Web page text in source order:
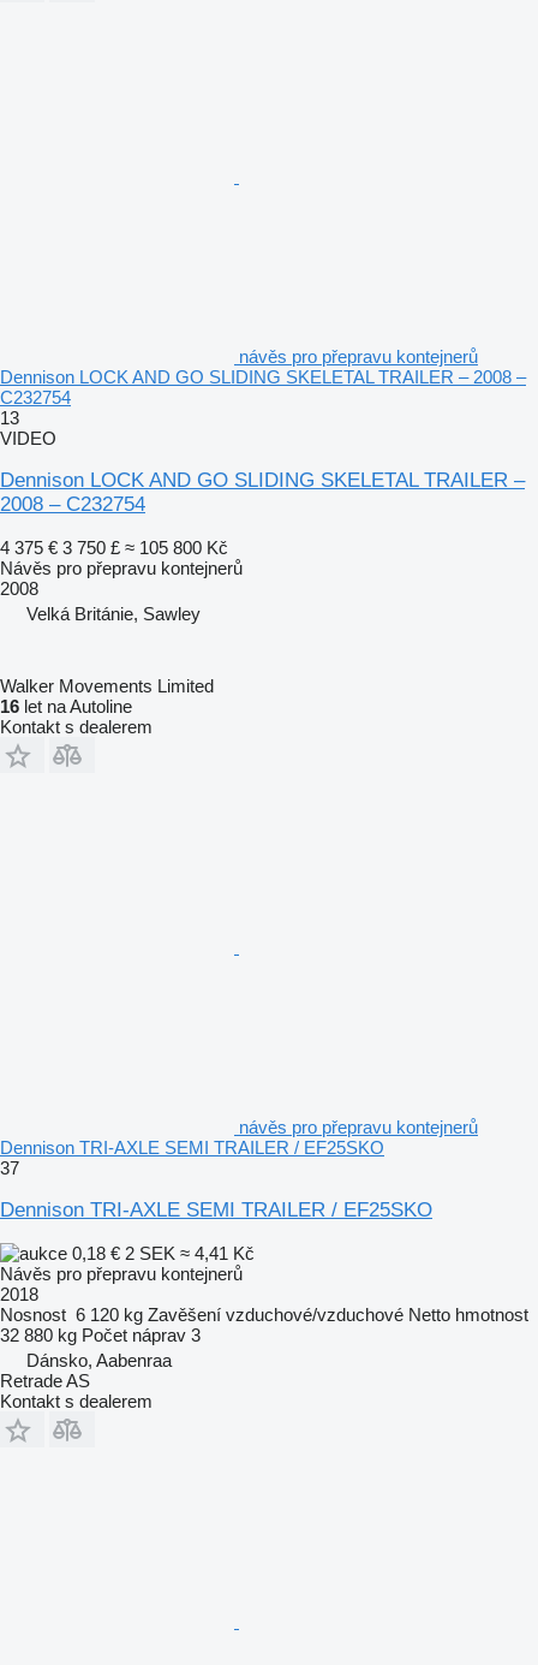
návěs pro přepravu kontejnerů
Dennison LOCK AND GO SLIDING SKELETAL TRAILER – 2008 –
C232754
13
VIDEO
Dennison LOCK AND GO SLIDING SKELETAL TRAILER –
2008 – C232754
4 375 € 3 750 £ ≈ 105 800 Kč
Návěs pro přepravu kontejnerů
2008
Velká Británie, Sawley
Walker Movements Limited
16 let na Autoline
Kontakt s dealerem
návěs pro přepravu kontejnerů
Dennison TRI-AXLE SEMI TRAILER / EF25SKO
37
Dennison TRI-AXLE SEMI TRAILER / EF25SKO
0,18 € 2 SEK ≈ 4,41 Kč
Návěs pro přepravu kontejnerů
2018
Nosnost 6 120 kg Zavěšení vzduchové/vzduchové Netto hmotnost
32 880 kg Počet náprav 3
Dánsko, Aabenraa
Retrade AS
Kontakt s dealerem